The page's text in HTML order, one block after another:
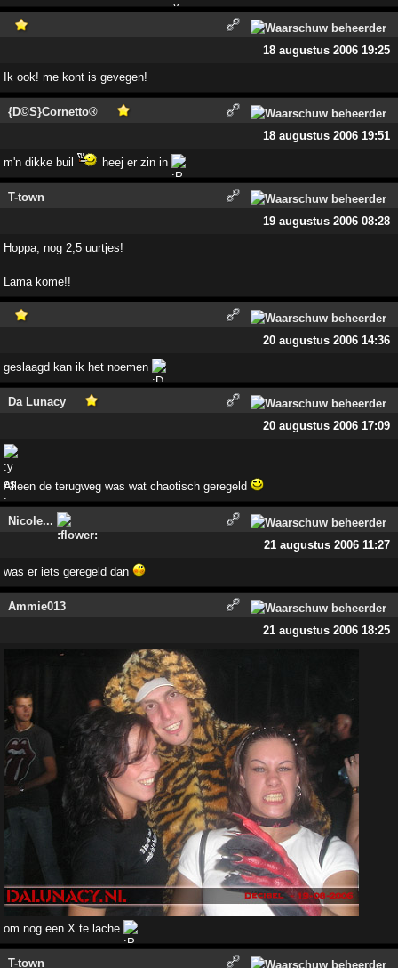
18 augustus 2006 19:25
Ik ook! me kont is gevegen!
{D©S}Cornetto®
18 augustus 2006 19:51
m'n dikke buil heej er zin in
T-town
19 augustus 2006 08:28
Hoppa, nog 2,5 uurtjes!
Lama kome!!
20 augustus 2006 14:36
geslaagd kan ik het noemen
Da Lunacy
20 augustus 2006 17:09
Alleen de terugweg was wat chaotisch geregeld
Nicole...
21 augustus 2006 11:27
was er iets geregeld dan
Ammie013
21 augustus 2006 18:25
om nog een X te lache
T-town